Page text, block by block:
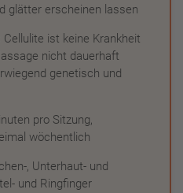
glätter erscheinen lassen
Cellulite ist keine Krankheit
nicht dauerhaft
genetisch und
pro Sitzung,
wöchentlich
, Unterhaut- und
und Ringfinger